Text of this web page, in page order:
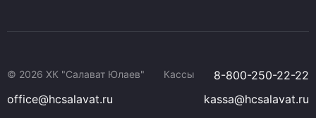
© 2026 ХК "Салават Юлаев" Кассы
8-800-250-22-22
office@hcsalavat.ru
kassa@hcsalavat.ru